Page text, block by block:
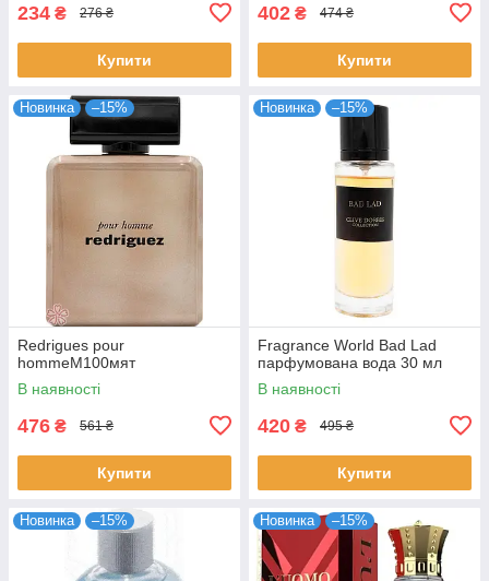
234 ₴ 276 ₴
Купити
402 ₴ 474 ₴
Купити
Новинка –15%
Redrigues pour
hommeM100мят
В наявності
476 ₴ 561 ₴
Купити
Новинка –15%
Fragrance World Bad Lad
парфумована вода 30 мл
В наявності
420 ₴ 495 ₴
Купити
Новинка –15% Новинка –15%